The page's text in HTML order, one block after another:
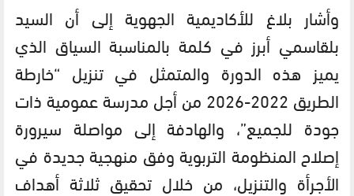
وأشار بلاغ للأكاديمية الجهوية إلى أن السيد
بلقاسمي أبرز في كلمة بالمناسبة السياق الذي
يميز هذه الدورة والمتمثل في تنزيل “خارطة
الطريق 2022-2026 من أجل مدرسة عمومية ذات
جودة للجميع”، والهادفة إلى مواصلة سيرورة
إصلاح المنظومة التربوية وفق منهجية جديدة في
الأجرأة والتنزيل، من خلال تحقيق ثلاثة أهداف